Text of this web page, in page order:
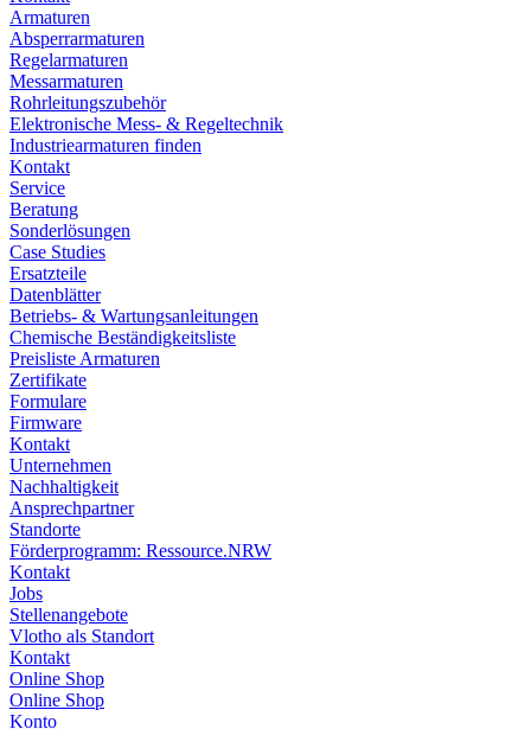
Armaturen
Absperrarmaturen
Regelarmaturen
Messarmaturen
Rohrleitungszubehör
Elektronische Mess- & Regeltechnik
Industriearmaturen finden
Kontakt
Service
Beratung
Sonderlösungen
Case Studies
Ersatzteile
Datenblätter
Betriebs- & Wartungsanleitungen
Chemische Beständigkeitsliste
Preisliste Armaturen
Zertifikate
Formulare
Firmware
Kontakt
Unternehmen
Nachhaltigkeit
Ansprechpartner
Standorte
Förderprogramm: Ressource.NRW
Kontakt
Jobs
Stellenangebote
Vlotho als Standort
Kontakt
Online Shop
Online Shop
Konto